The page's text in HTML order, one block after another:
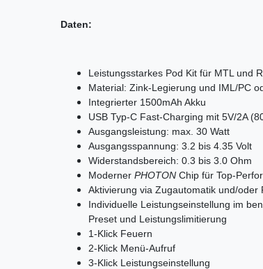
Daten:
Leistungsstarkes Pod Kit für MTL und
Material: Zink-Legierung und IML/PC
Integrierter 1500mAh Akku
USB Typ-C Fast-Charging mit 5V/2A
Ausgangsleistung: max. 30 Watt
Ausgangsspannung: 3.2 bis 4.35 Volt
Widerstandsbereich: 0.3 bis 3.0 Ohm
Moderner PHOTON Chip für Top-
Aktivierung via Zugautomatik und/oder
Individuelle Leistungseinstellung im
Preset und Leistungslimitierung
1-Klick Feuern
2-Klick Menü-Aufruf
3-Klick Leistungseinstellung